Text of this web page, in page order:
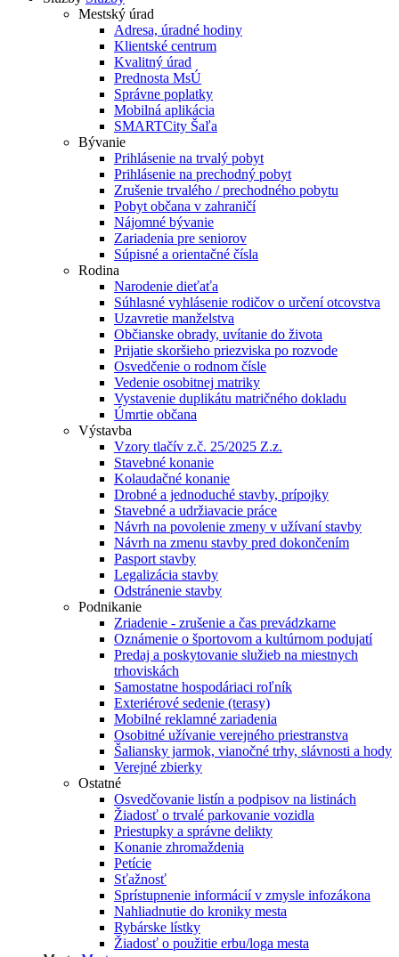
Mestský úrad
Adresa, úradné hodiny
Klientské centrum
Kvalitný úrad
Prednosta MsÚ
Správne poplatky
Mobilná aplikácia
SMARTCity Šaľa
Bývanie
Prihlásenie na trvalý pobyt
Prihlásenie na prechodný pobyt
Zrušenie trvalého / prechodného pobytu
Pobyt občana v zahraničí
Nájomné bývanie
Zariadenia pre seniorov
Súpisné a orientačné čísla
Rodina
Narodenie dieťaťa
Súhlasné vyhlásenie rodičov o určení otcovstva
Uzavretie manželstva
Občianske obrady, uvítanie do života
Prijatie skoršieho priezviska po rozvode
Osvedčenie o rodnom čísle
Vedenie osobitnej matriky
Vystavenie duplikátu matričného dokladu
Úmrtie občana
Výstavba
Vzory tlačív z.č. 25/2025 Z.z.
Stavebné konanie
Kolaudačné konanie
Drobné a jednoduché stavby, prípojky
Stavebné a udržiavacie práce
Návrh na povolenie zmeny v užívaní stavby
Návrh na zmenu stavby pred dokončením
Pasport stavby
Legalizácia stavby
Odstránenie stavby
Podnikanie
Zriadenie - zrušenie a čas prevádzkarne
Oznámenie o športovom a kultúrnom podujatí
Predaj a poskytovanie služieb na miestnych
trhoviskách
Samostatne hospodáriaci roľník
Exteriérové sedenie (terasy)
Mobilné reklamné zariadenia
Osobitné užívanie verejného priestranstva
Šaliansky jarmok, vianočné trhy, slávnosti a hody
Verejné zbierky
Ostatné
Osvedčovanie listín a podpisov na listinách
Žiadosť o trvalé parkovanie vozidla
Priestupky a správne delikty
Konanie zhromaždenia
Petície
Sťažnosť
Sprístupnenie informácií v zmysle infozákona
Nahliadnutie do kroniky mesta
Rybárske lístky
Žiadosť o použitie erbu/loga mesta